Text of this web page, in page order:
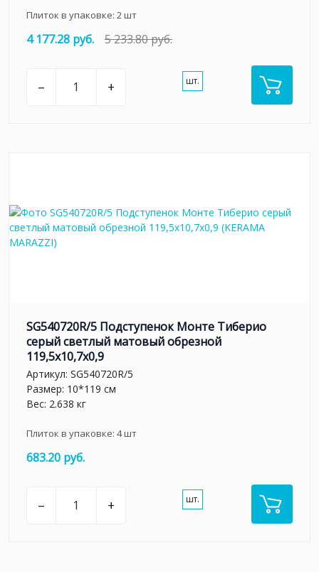
Плиток в упаковке: 2шт
4 177.28 руб. 5 233.80 руб.
– + шт.
SG540720R/5 Подступенок Монте Тиберио
серый светлый матовый обрезной
119,5x10,7x0,9
Артикул: SG540720R/5
Размер: 10*119 см
Вес: 2.638 кг
Плиток в упаковке: 4шт
683.20 руб.
– + шт.